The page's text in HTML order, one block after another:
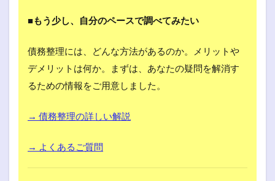
■もう少し、自分のペースで調べてみたい
債務整理には、どんな方法があるのか。メリットや
デメリットは何か。まずは、あなたの疑問を解消す
るための情報をご用意しました。
→ 債務整理の詳しい解説
→ よくあるご質問